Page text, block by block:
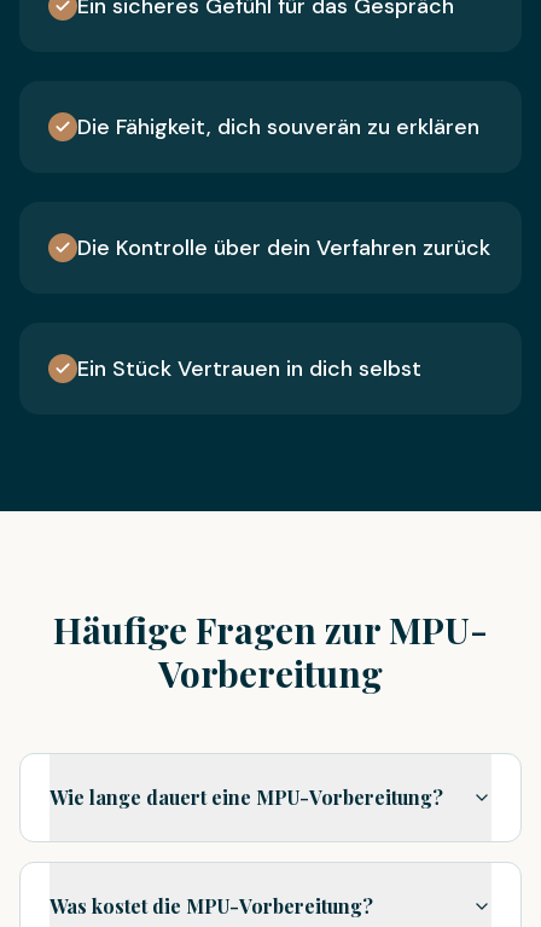
Die Fähigkeit, dich souverän zu erklären
Die Kontrolle über dein Verfahren zurück
Ein Stück Vertrauen in dich selbst
Häufige Fragen zur MPU-
Vorbereitung
Wie lange dauert eine MPU-Vorbereitung?
Was kostet die MPU-Vorbereitung?